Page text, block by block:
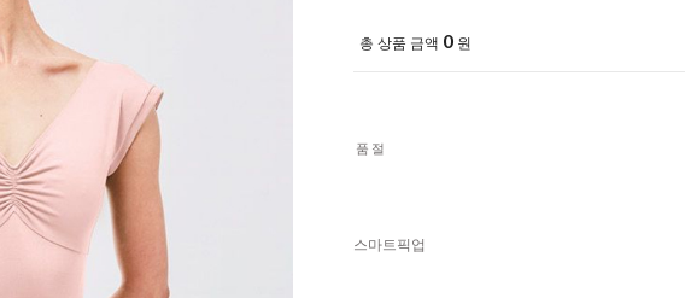
총 상품 금액 0 원
품절
스마트픽업